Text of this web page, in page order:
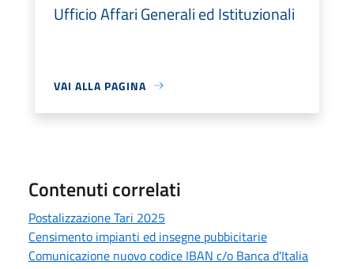
Ufficio Affari Generali ed Istituzionali
VAI ALLA PAGINA
Contenuti correlati
Postalizzazione Tari 2025
Censimento impianti ed insegne pubbicitarie
Comunicazione nuovo codice IBAN c/o Banca d'Italia